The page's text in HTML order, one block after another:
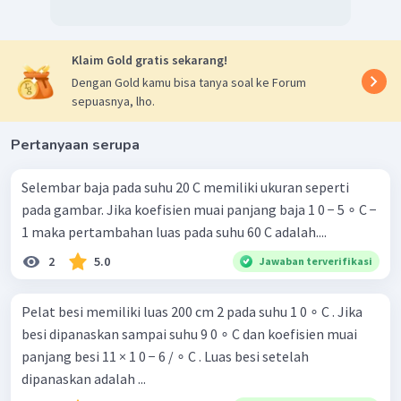
Klaim Gold gratis sekarang!
Dengan Gold kamu bisa tanya soal ke Forum
sepuasnya, lho.
Pertanyaan serupa
Selembar baja pada suhu 20 C memiliki ukuran seperti
pada gambar. Jika koefisien muai panjang baja 1 0 − 5 ∘ C −
1 maka pertambahan luas pada suhu 60 C adalah....
2 5.0 Jawaban terverifikasi
Pelat besi memiliki luas 200 cm 2 pada suhu 1 0 ∘ C . Jika
besi dipanaskan sampai suhu 9 0 ∘ C dan koefisien muai
panjang besi 11 × 1 0 − 6 / ∘ C . Luas besi setelah
dipanaskan adalah ...